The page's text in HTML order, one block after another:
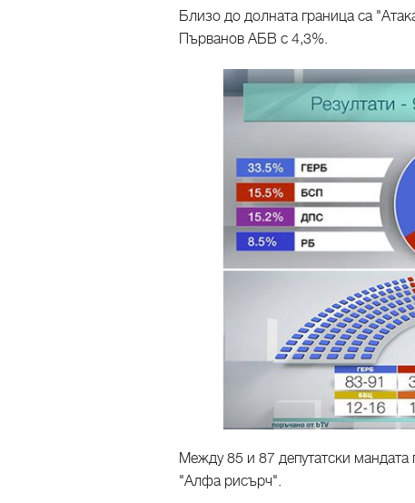
Близо до долната граница са
Първанов АБВ с 4,3%.
Между 85 и 87 депутатски
"Алфа рисърч".